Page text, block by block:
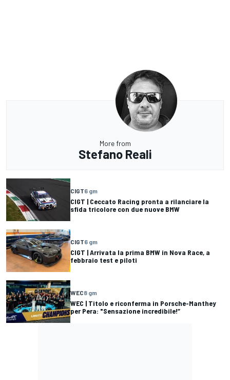
More from
Stefano Reali
CIGT6 gm
CIGT | Ceccato Racing pronta a rilanciare la
sfida tricolore con due nuove BMW
CIGT6 gm
CIGT | Arrivata la prima BMW in Nova Race, a
febbraio test e piloti
WEC8 gm
WEC | Titolo e riconferma in Porsche-Manthey
per Pera: "Sensazione incredibile!”